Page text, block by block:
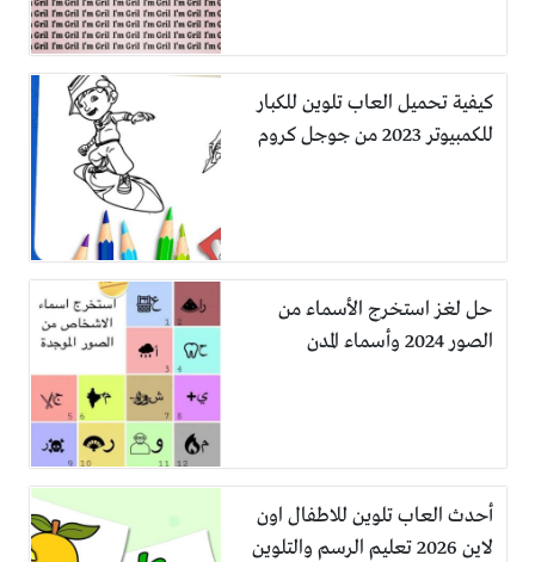
كيفية تحميل العاب تلوين للكبار
للكمبيوتر 2023 من جوجل كروم
حل لغز استخرج الأسماء من
الصور 2024 وأسماء المدن
أحدث العاب تلوين للاطفال اون
لاين 2026 تعليم الرسم والتلوين